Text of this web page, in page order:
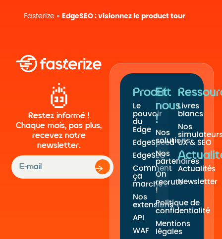
Fasterize » EdgeSEO : visionnez le product tour
Restez informé !
Chaque mois, pas plus,
recevez notre
newsletter.
Produit
Le
pouvoir
du
Edge
EdgeSpeed
EdgeSEO
Comment
ça
marche ?
Nos
extensions
API
WAF
Et
nous
!
Nos
solutions
Nos
partenaires
On
recrute
!
Politique de
confidentialité
Mentions
légales
Livres
blancs
Nos
UX & SEO
Actualités
Newsletter